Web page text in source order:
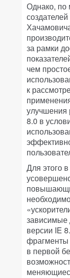
Однако, по
за рамки
чем
к
улучшения
8.0 в
Для этого
зависимые
версии IE
фрагменты
в первой